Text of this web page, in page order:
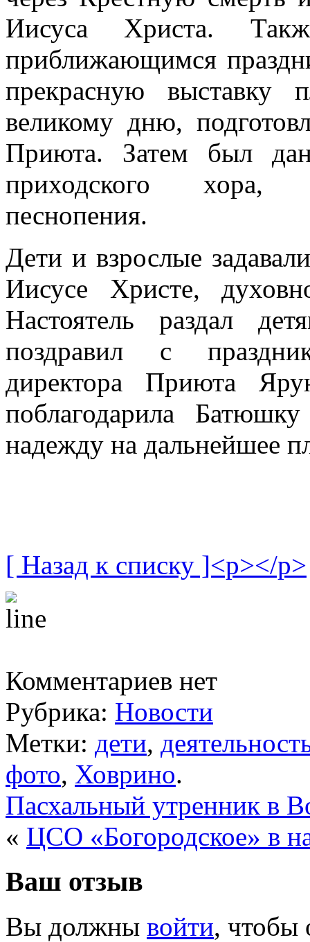
Иисуса Христа.
приближающимся
прекрасную выставку
великому дню,
Приюта. Затем был
приходского хора,
песнопения.
Дети и взрослые
Иисусе Христе,
Настоятель раздал
поздравил с
директора Приюта
поблагодарила
надежду на дальнейшее
[ Назад к списку ]<p></p>
Комментариев нет
Рубрика: Новости
Метки: дети,
фото, Ховрино.
Пасхальный утренник в
« ЦСО «Богородское» в
Ваш отзыв
Вы должны войти, чтобы